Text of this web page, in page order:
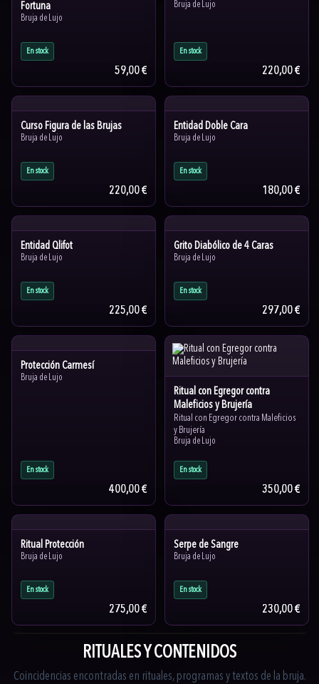
Fortuna
Bruja de Lujo
En stock
59,00 €
Bruja de Lujo
En stock
220,00 €
Curso Figura de las Brujas
Bruja de Lujo
En stock
220,00 €
Entidad Doble Cara
Bruja de Lujo
En stock
180,00 €
Entidad Qlifot
Bruja de Lujo
En stock
225,00 €
Grito Diabólico de 4 Caras
Bruja de Lujo
En stock
297,00 €
Protección Carmesí
Bruja de Lujo
En stock
400,00 €
Ritual con Egregor contra
Maleficios y Brujería
Ritual con Egregor contra Maleficios
y Brujería
Bruja de Lujo
En stock
350,00 €
Ritual Protección
Bruja de Lujo
En stock
275,00 €
Serpe de Sangre
Bruja de Lujo
En stock
230,00 €
RITUALES Y CONTENIDOS
Coincidencias encontradas en rituales, programas y textos de la bruja.